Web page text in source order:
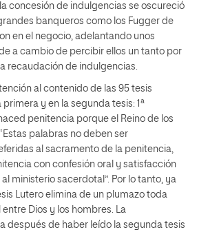
concesión de indulgencias se oscureció
banqueros como los Fugger de
en el negocio, adelantando unos
a cambio de percibir ellos un tanto por
recaudación de indulgencias.
al contenido de las 95 tesis
y en la segunda tesis: 1ª
penitencia porque el Reino de los
palabras no deben ser
al sacramento de la penitencia,
con confesión oral y satisfacción
ministerio sacerdotal”. Por lo tanto, ya
Lutero elimina de un plumazo toda
Dios y los hombres. La
después de haber leído la segunda tesis